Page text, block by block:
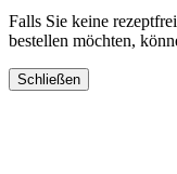
Falls Sie keine
bestellen möchten,
Schließen